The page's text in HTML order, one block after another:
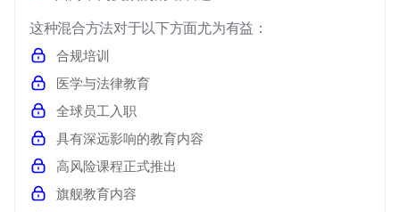
这种混合方法对于以下方面尤为有益：
合规培训
医学与法律教育
全球员工入职
具有深远影响的教育内容
高风险课程正式推出
旗舰教育内容